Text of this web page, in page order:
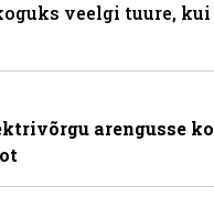
veelgi tuure,
arengusse